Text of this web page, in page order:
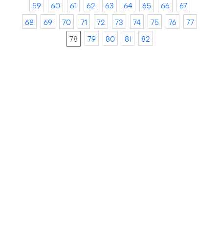
59
60 61 62 63 64 65 66
67
68
69 70 71 72 73 74 75 76
77
78
79 80 81 82